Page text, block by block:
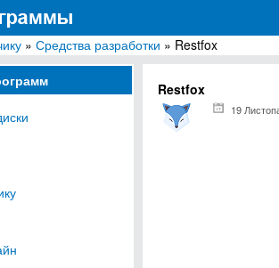
компьютерных программ для Windows
» Средства разработки » Restfox
Restfox
19